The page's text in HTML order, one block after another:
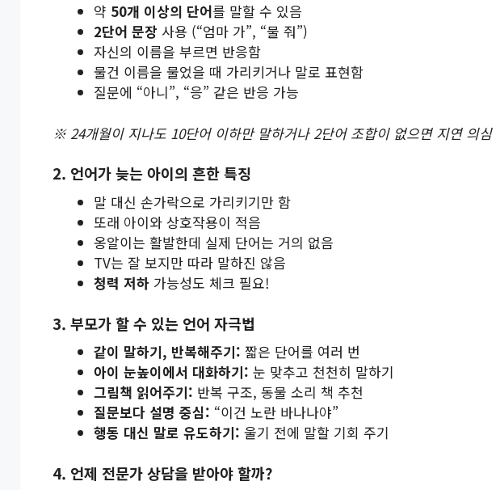
약 50개 이상의 단어를 말할 수 있음
2단어 문장 사용 (“엄마 가”, “물 줘”)
자신의 이름을 부르면 반응함
물건 이름을 물었을 때 가리키거나 말로 표현함
질문에 “아니”, “응” 같은 반응 가능
※ 24개월이 지나도 10단어 이하만 말하거나 2단어 조합이 없으면 지연 의심
2. 언어가 늦는 아이의 흔한 특징
말 대신 손가락으로 가리키기만 함
또래 아이와 상호작용이 적음
옹알이는 활발한데 실제 단어는 거의 없음
TV는 잘 보지만 따라 말하진 않음
청력 저하 가능성도 체크 필요!
3. 부모가 할 수 있는 언어 자극법
같이 말하기, 반복해주기: 짧은 단어를 여러 번
아이 눈높이에서 대화하기: 눈 맞추고 천천히 말하기
그림책 읽어주기: 반복 구조, 동물 소리 책 추천
질문보다 설명 중심: “이건 노란 바나나야”
행동 대신 말로 유도하기: 울기 전에 말할 기회 주기
4. 언제 전문가 상담을 받아야 할까?